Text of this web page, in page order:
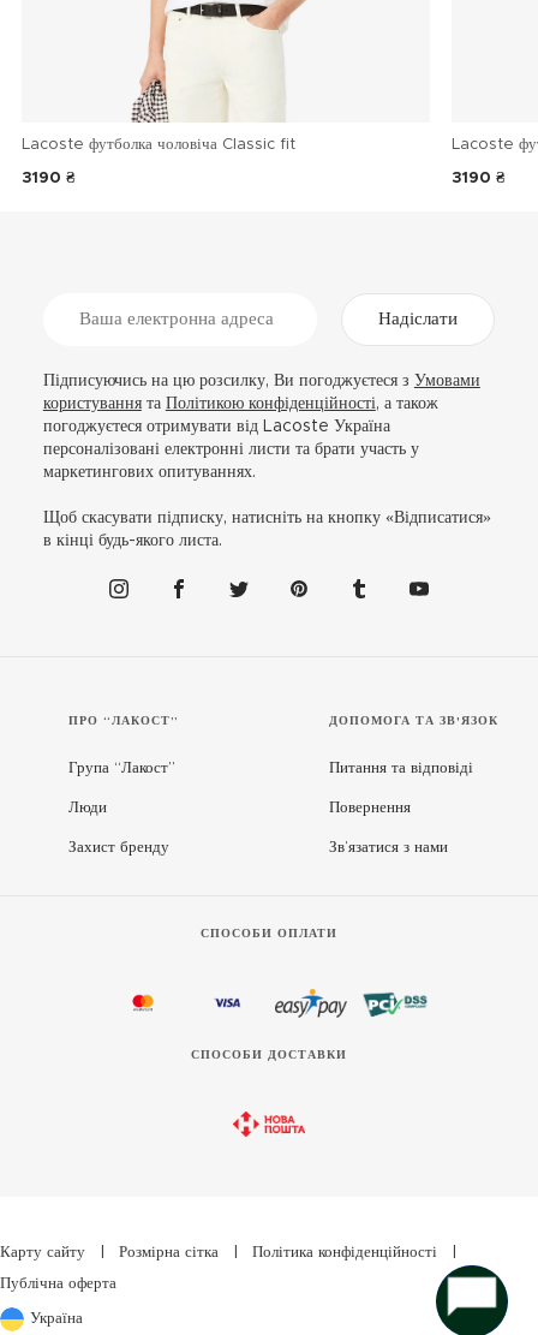
Lacoste футболка чоловіча Classic fit
3190 ₴
Lacoste
3190 ₴
Надіслати
Підписуючись на цю розсилку, Ви погоджуєтеся з Умовами
користуваннята Політикою конфіденційності, а також
погоджуєтеся отримувати від Lacoste Україна
персоналізовані електронні листи та брати участь у
маркетингових опитуваннях.
Щоб скасувати підписку, натисніть на кнопку «Відписатися»
в кінці будь-якого листа.
ПРО “ЛАКОСТ”
Група “Лакост”
Люди
Захист бренду
ДОПОМОГА ТА ЗВ'ЯЗОК
Питання та відповіді
Повернення
Зв’язатися з нами
СПОСОБИ ОПЛАТИ
СПОСОБИ ДОСТАВКИ
Карту сайту Розмірна сітка Політика конфіденційності
Публічна оферта
Україна